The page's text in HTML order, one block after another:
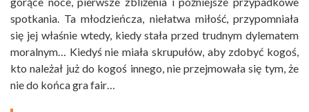
spotkania. Ta młodzieńcza, niełatwa miłość, przypomniała
się jej właśnie wtedy, kiedy stała przed trudnym dylematem
moralnym… Kiedyś nie miała skrupułów, aby zdobyć kogoś,
kto należał już do kogoś innego, nie przejmowała się tym, że
nie do końca gra fair…